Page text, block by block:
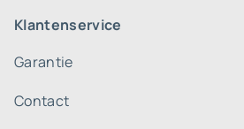
Klantenservice
Garantie
Contact